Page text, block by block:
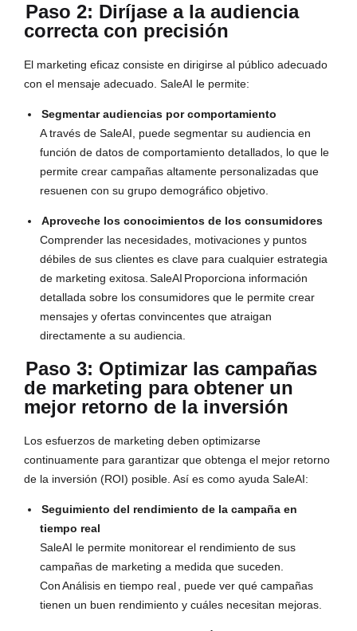
Paso 2: Diríjase a la audiencia
correcta con precisión
El marketing eficaz consiste en dirigirse al público adecuado
con el mensaje adecuado. SaleAI le permite:
Segmentar audiencias por comportamiento
A través de SaleAI, puede segmentar su audiencia en
función de datos de comportamiento detallados, lo que le
permite crear campañas altamente personalizadas que
resuenen con su grupo demográfico objetivo.
Aproveche los conocimientos de los consumidores
Comprender las necesidades, motivaciones y puntos
débiles de sus clientes es clave para cualquier estrategia
de marketing exitosa.SaleAI Proporciona información
detallada sobre los consumidores que le permite crear
mensajes y ofertas convincentes que atraigan
directamente a su audiencia.
Paso 3: Optimizar las campañas
de marketing para obtener un
mejor retorno de la inversión
Los esfuerzos de marketing deben optimizarse
continuamente para garantizar que obtenga el mejor retorno
de la inversión (ROI) posible. Así es como ayuda SaleAI:
Seguimiento del rendimiento de la campaña en
tiempo real
SaleAI le permite monitorear el rendimiento de sus
campañas de marketing a medida que suceden.
ConAnálisis en tiempo real, puede ver qué campañas
tienen un buen rendimiento y cuáles necesitan mejoras.